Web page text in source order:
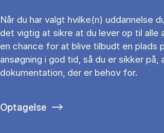
Når du har valgt hvilke(n) uddannelse
det vigtig at sikre at du lever op til alle
en chance for at blive tilbudt en plads
ansøgning i god tid, så du er sikker på,
dokumentation, der er behov for.
Optagelse